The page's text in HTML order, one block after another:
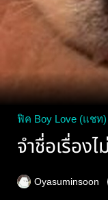
ฟิค Boy Love (แชท)
จำชื่อเรื่อง
Oyasuminsoon